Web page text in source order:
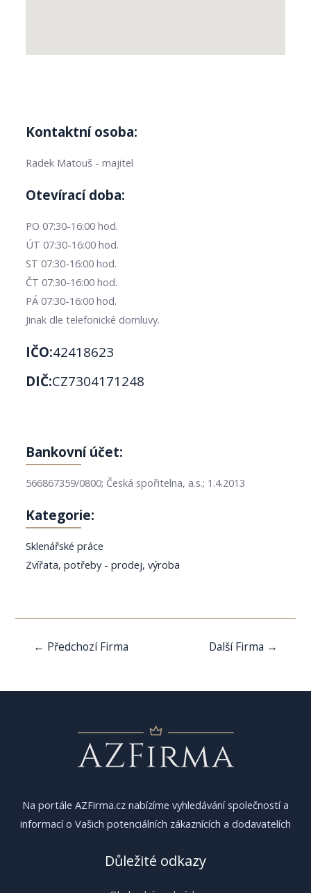
Kontaktní osoba:
Radek Matouš - majitel
Otevírací doba:
PO 07:30-16:00 hod.
ÚT 07:30-16:00 hod.
ST 07:30-16:00 hod.
ČT 07:30-16:00 hod.
PÁ 07:30-16:00 hod.
Jinak dle telefonické domluvy.
IČO:42418623
DIČ:CZ7304171248
Bankovní účet:
566867359/0800; Česká spořitelna, a.s.; 1.4.2013
Kategorie:
Sklenářské práce
Zvířata, potřeby - prodej, výroba
Navigace
← Předchozí Firma Další Firma →
Na portále AZFirma.cz nabízíme vyhledávání společností a
informací o Vašich potenciálních zákaznících a dodavatelích
Důležité odkazy